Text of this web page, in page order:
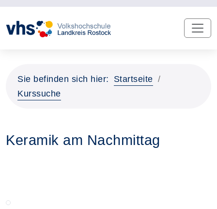
Sie befinden sich hier:
Startseite
Kurssuche
Keramik am Nachmittag